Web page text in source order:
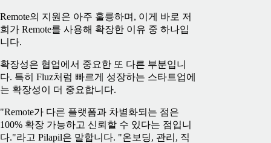
Remote의 지원은 아주 훌륭하며, 이게 바로 저
희가 Remote를 사용해 확장한 이유 중 하나입
니다.
확장성은 협업에서 중요한 또 다른 부분입니
다. 특히 Fluz처럼 빠르게 성장하는 스타트업에
는 확장성이 더 중요합니다.
"Remote가 다른 플랫폼과 차별화되는 점은
100% 확장 가능하고 신뢰할 수 있다는 점입니
다."라고 Pilapil은 말합니다. "온보딩, 관리, 직